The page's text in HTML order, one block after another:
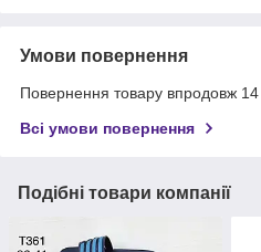
Умови повернення
Повернення товару впродовж 14
Всі умови повернення
Подібні товари компанії